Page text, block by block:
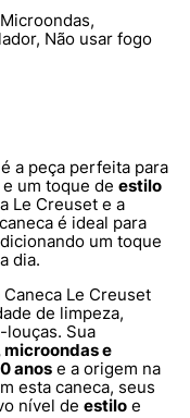
Não usar fogo
é a peça perfeita para
e um toque de estilo
Le Creuset e a
é ideal para
um toque
dia.
Caneca Le Creuset
de limpeza,
louças. Sua
microondas e
anos e a origem na
esta caneca, seus
nível de estilo e